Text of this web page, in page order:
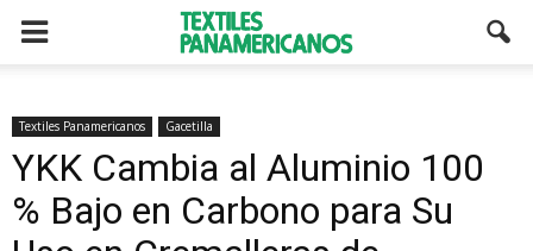
Textiles Panamericanos Gacetilla
YKK Cambia al Aluminio 100
% Bajo en Carbono para Su